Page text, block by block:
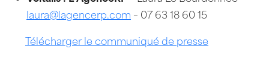
laura@lagencerp.com – 07 63 18 60 15
Télécharger le communiqué de presse